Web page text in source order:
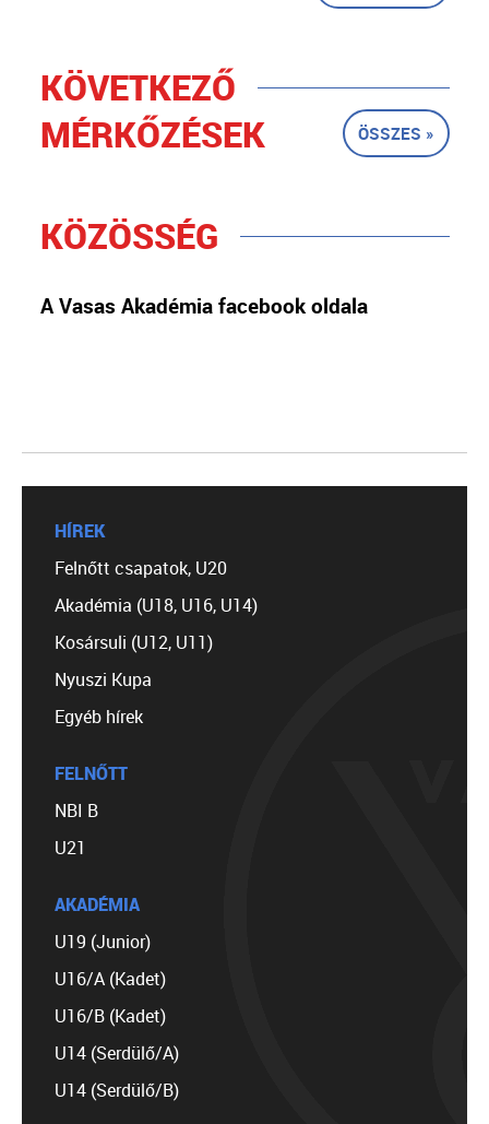
KÖVETKEZŐ
MÉRKŐZÉSEK
ÖSSZES »
KÖZÖSSÉG
A Vasas Akadémia facebook oldala
HÍREK
Felnőtt csapatok, U20
Akadémia (U18, U16, U14)
Kosársuli (U12, U11)
Nyuszi Kupa
Egyéb hírek
FELNŐTT
NBI B
U21
AKADÉMIA
U19 (Junior)
U16/A (Kadet)
U16/B (Kadet)
U14 (Serdülő/A)
U14 (Serdülő/B)